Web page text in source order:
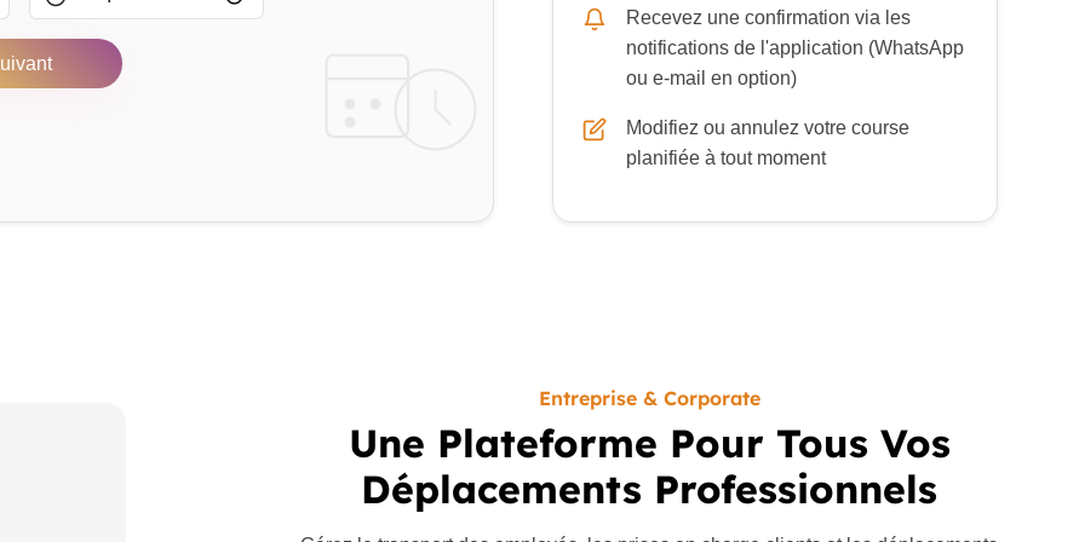
Recevez une confirmation via les
notifications de l'application (WhatsApp
ou e-mail en option)
Modifiez ou annulez votre course
planifiée à tout moment
Entreprise & Corporate
Une Plateforme Pour Tous Vos
Déplacements Professionnels